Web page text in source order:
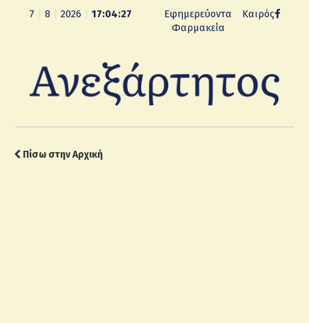
7 8 2026 17:04:28
Εφημερεύοντα
Φαρμακεία
Καιρός
Πίσω στην Αρχική